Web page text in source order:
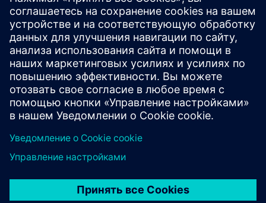
Помогает пользователям CAM ускорить
программирование и повысить согласованность. Он
обслуживает программистов ЧПУ и инженеров-
технологов, предоставляя рекомендации на основе
искусственного интеллекта по выбору инструмента,
парамет...
Узнайте больше